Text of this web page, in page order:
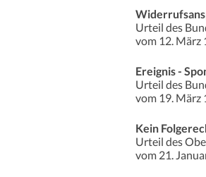
Urteil des
vom 12. März
Ereignis -
Urteil des
vom 19. März
Kein
Urteil des
vom 21.